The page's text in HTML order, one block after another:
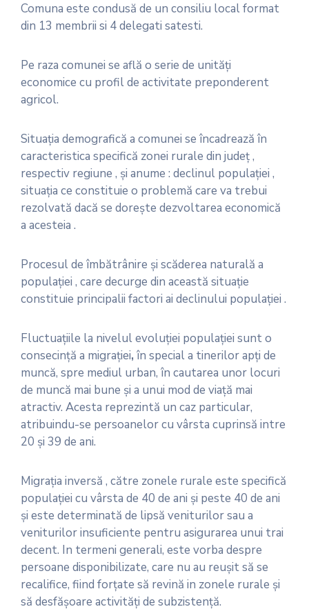
Comuna este condusă de un consiliu local format
din 13 membrii si 4 delegati satesti.
Pe raza comunei se află o serie de unităţi
economice cu profil de activitate preponderent
agricol.
Situaţia demografică a comunei se încadrează în
caracteristica specifică zonei rurale din judeţ ,
respectiv regiune , şi anume : declinul populaţiei ,
situaţia ce constituie o problemă care va trebui
rezolvată dacă se doreşte dezvoltarea economică
a acesteia .
Procesul de îmbătrânire şi scăderea naturală a
populaţiei , care decurge din această situaţie
constituie principalii factori ai declinului populaţiei .
Fluctuaţiile la nivelul evoluţiei populaţiei sunt o
consecinţă a migraţiei, în special a tinerilor apţi de
muncă, spre mediul urban, în cautarea unor locuri
de muncă mai bune şi a unui mod de viaţă mai
atractiv. Acesta reprezintă un caz particular,
atribuindu-se persoanelor cu vârsta cuprinsă intre
20 şi 39 de ani.
Migraţia inversă , către zonele rurale este specifică
populaţiei cu vârsta de 40 de ani şi peste 40 de ani
şi este determinată de lipsă veniturilor sau a
veniturilor insuficiente pentru asigurarea unui trai
decent. In termeni generali, este vorba despre
persoane disponibilizate, care nu au reuşit să se
recalifice, fiind forţate să revină in zonele rurale şi
să desfăşoare activităţi de subzistenţă.